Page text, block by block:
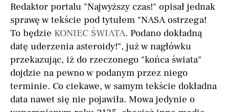
Redaktor portalu "Najwyższy czas!" opisał jednak
sprawę w tekście pod tytułem "NASA ostrzega!
To będzie KONIEC ŚWIATA. Podano dokładną
datę uderzenia asteroidy!", już w nagłówku
przekazując, iż do rzeczonego "końca świata"
dojdzie na pewno w podanym przez niego
terminie. Co ciekawe, w samym tekście dokładna
data nawet się nie pojawiła. Mowa jedynie o